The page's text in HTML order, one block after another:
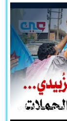
حضورٌ في